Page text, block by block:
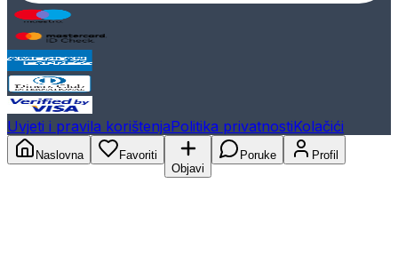
Uvjeti i pravila korištenjaPolitika privatnostiKolačići
Naslovna
Favoriti
Objavi
Poruke Profil